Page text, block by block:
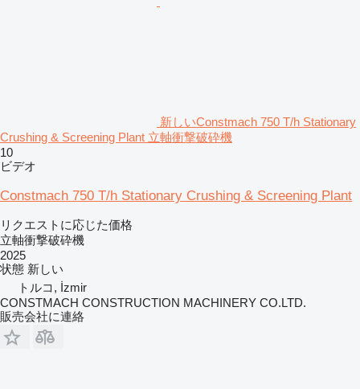
新しいConstmach 750 T/h Stationary
Crushing & Screening Plant 立軸衝撃破砕機
10
ビデオ
Constmach 750 T/h Stationary Crushing & Screening Plant
リクエストに応じた価格
立軸衝撃破砕機
2025
状態 新しい
トルコ, İzmir
CONSTMACH CONSTRUCTION MACHINERY CO.LTD.
販売会社に連絡